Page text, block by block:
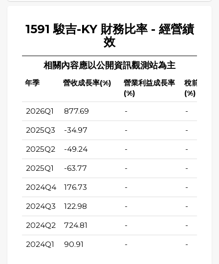
1591 駿吉-KY 財務比率 - 經營績
效
相關內容應以公開資訊觀測站為主
年季 營收成長率(%)
營業利益成長率
(%)
稅前純益
(%)
2026Q1 877.69 - -
2025Q3 -34.97 - -
2025Q2 -49.24 - -
2025Q1 -63.77 - -
2024Q4 176.73 - -
2024Q3 122.98 - -
2024Q2 724.81 - -
2024Q1 90.91 - -